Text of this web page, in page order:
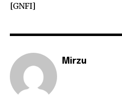
[GNFI]
Mirzu